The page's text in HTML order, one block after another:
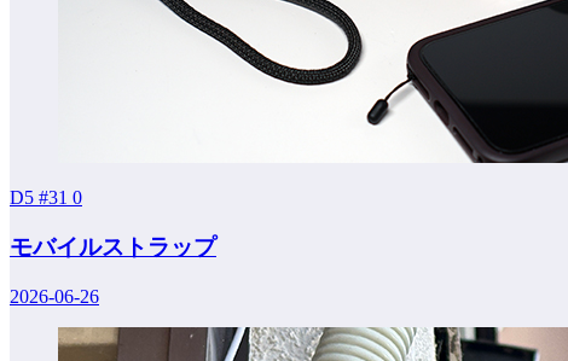
D5 #31 0
モバイルストラップ
2026-06-26